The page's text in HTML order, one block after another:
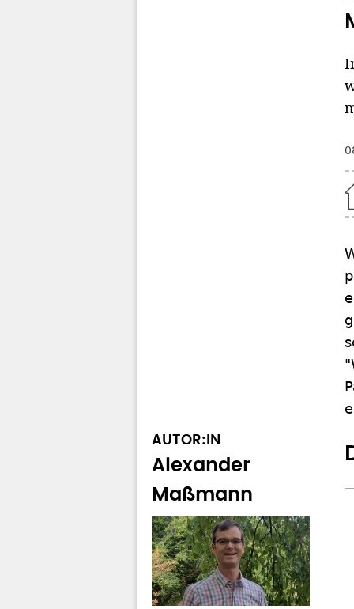
AUTOR:IN
Alexander
Maßmann